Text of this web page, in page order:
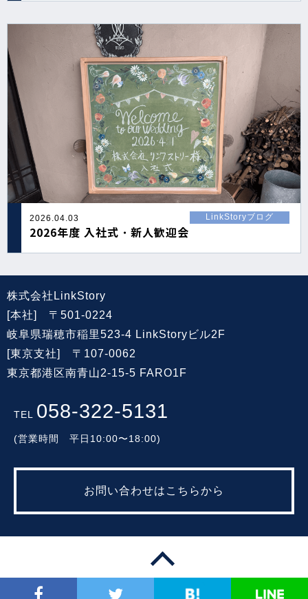
2026.04.03 LinkStoryブログ
2026年度 入社式・新人歓迎会
株式会社LinkStory
[本社] 〒501-0224
岐阜県瑞穂市稲里523-4 LinkStoryビル2F
[東京支社] 〒107-0062
東京都港区南青山2-15-5 FARO1F
TEL 058-322-5131
(営業時間 平日10:00〜18:00)
お問い合わせはこちらから
© 2014-2026 LinkStory co., Ltd.